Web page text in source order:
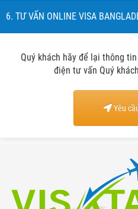
6. TƯ VẤN ONLINE VISA
Quý khách hãy để lại thông
điện tư vấn Quý
Yêu